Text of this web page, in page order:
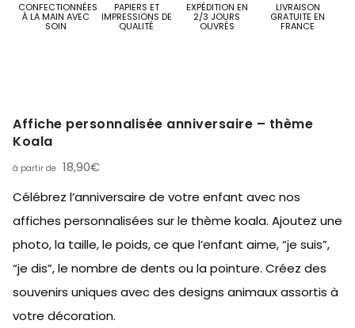
CONFECTIONNÉES
À LA MAIN AVEC
SOIN
PAPIERS ET
IMPRESSIONS DE
QUALITÉ
EXPÉDITION EN
2/3 JOURS
OUVRÉS
LIVRAISON
GRATUITE EN
FRANCE
Affiche personnalisée anniversaire – thème
Koala
18,90€
Célébrez l’anniversaire de votre enfant avec nos
affiches personnalisées sur le thème koala. Ajoutez une
photo, la taille, le poids, ce que l’enfant aime, “je suis”,
“je dis”, le nombre de dents ou la pointure. Créez des
souvenirs uniques avec des designs animaux assortis à
votre décoration.